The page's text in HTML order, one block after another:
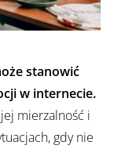
stanowić
w internecie.
mierzalność i
gdy nie